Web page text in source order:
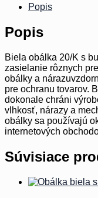
Popis
Popis
Biela obálka 20/K s
zasielanie rôznych
obálky a
pre ochranu tovarov.
dokonale chráni
vlhkosť, nárazy a
obálky sa používajú
internetových
Súvisiace